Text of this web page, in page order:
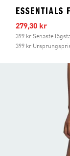
ESSENTIALS
Reapris
279,30 kr
399 kr Senaste
399 kr